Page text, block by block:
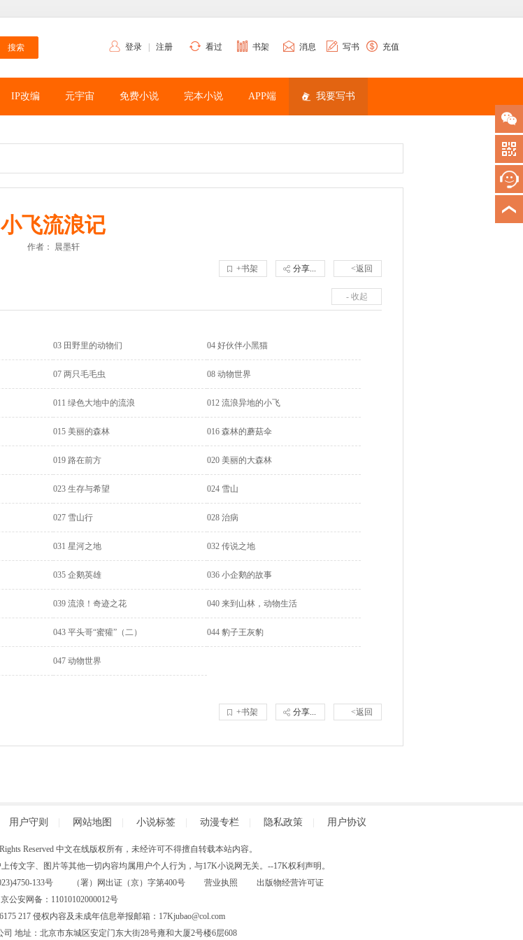
登录 注册 看过 书架 消息 写书 充值
IP改编 元宇宙 免费小说 完本小说 APP端 我要写书
小飞流浪记
作者： 晨墨轩
<返回
分享...
+书架
- 收起
03 田野里的动物们 04 好伙伴小黑猫
07 两只毛毛虫 08 动物世界
011 绿色大地中的流浪 012 流浪异地的小飞
015 美丽的森林 016 森林的蘑菇伞
019 路在前方 020 美丽的大森林
023 生存与希望 024 雪山
027 雪山行 028 治病
031 星河之地 032 传说之地
035 企鹅英雄 036 小企鹅的故事
039 流浪！奇迹之花 040 来到山林，动物生活
043 平头哥“蜜獾”（二） 044 豹子王灰豹
047 动物世界
<返回
分享...
+书架
用户守则 网站地图 小说标签 动漫专栏 隐私政策 用户协议
Reserved 中文在线版权所有，未经许可不得擅自转载本站内容。
传文字、图片等其他一切内容均属用户个人行为，与17K小说网无关。--17K权利声明。
133号 （署）网出证（京）字第400号 营业执照
出版物经营许可证
京公安网备：11010102000012号
217 侵权内容及未成年信息举报邮箱：17Kjubao@col.com
地址：北京市东城区安定门东大街28号雍和大厦2号楼6层608